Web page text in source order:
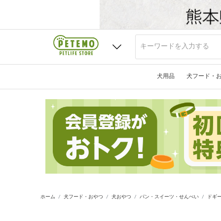
犬用品 犬フード・
ホーム 犬フード・おやつ 犬おやつ パン・スイーツ・せんべい ドギ